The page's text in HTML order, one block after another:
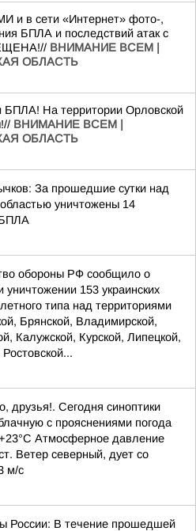
и в сети «Интернет» фото-,
БПЛА и последствий атак с
ВНИМАНИЕ ВСЕМ |
ОБЛАСТЬ
БПЛА! На территории Орловской
ВНИМАНИЕ ВСЕМ |
ОБЛАСТЬ
За прошедшие сутки над
уничтожены 14
БПЛА
обороны РФ сообщило о
уничтожении 153 украинских
типа над территориями
Брянской, Владимирской,
Калужской, Курской, Липецкой,
друзья!. Сегодня синоптики
с прояснениями погода
Атмосферное давление
Ветер северный, дует со
м/с
России: В течение прошедшей